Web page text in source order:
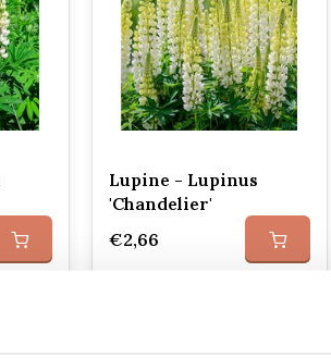
Lupine - Lupinus
'Chandelier'
€2,66